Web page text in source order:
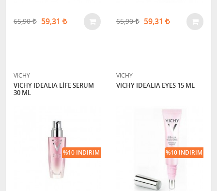
65,90 59,31 65,90 59,31
VICHY
VICHY IDEALIA LİFE SERUM
30 ML
%10 İNDIRIM
VICHY
VICHY IDEALIA EYES 15 ML
%10 İNDIRIM